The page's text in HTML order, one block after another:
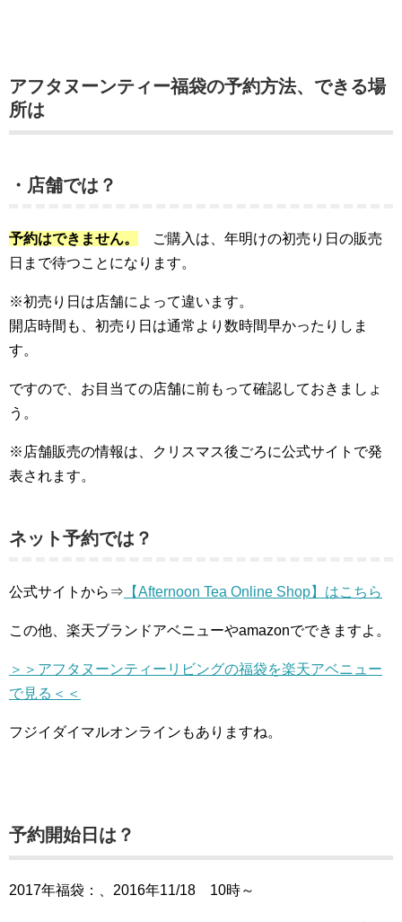
アフタヌーンティー福袋の予約方法、できる場
所は
・店舗では？
予約はできません。
ご購入は、年明けの初売り日の販売
日まで待つことになります。
※初売り日は店舗によって違います。
開店時間も、初売り日は通常より数時間早かったりしま
す。
ですので、お目当ての店舗に前もって確認しておきましょ
う。
※店舗販売の情報は、クリスマス後ごろに公式サイトで発
表されます。
ネット予約では？
公式サイトから⇒ 【Afternoon Tea Online Shop】はこちら
この他、楽天ブランドアベニューやamazonでできますよ。
＞＞アフタヌーンティーリビングの福袋を楽天アベニュー
で見る＜＜
フジイダイマルオンラインもありますね。
予約開始日は？
2017年福袋：、2016年11/18 10時～